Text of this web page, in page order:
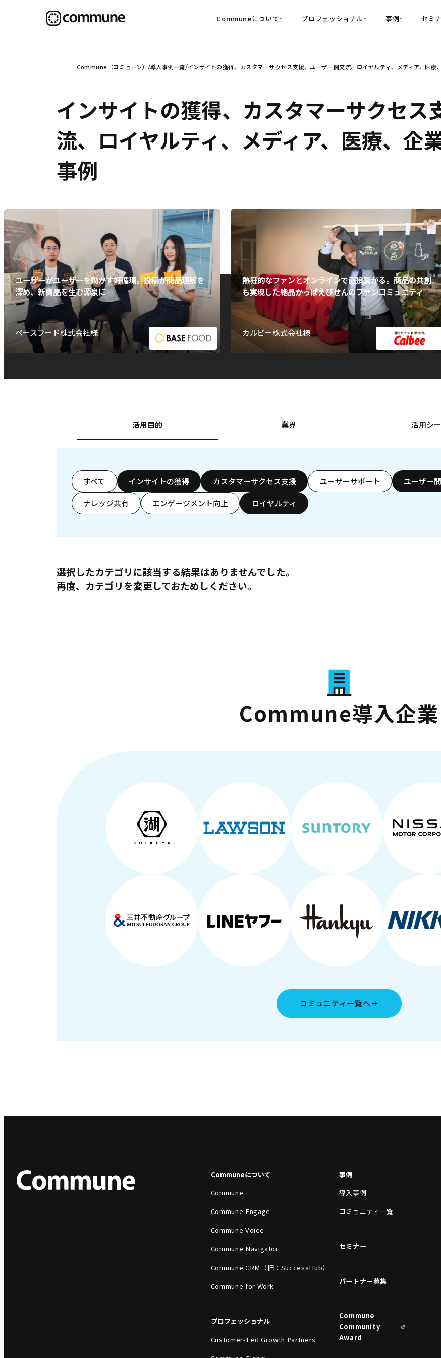
Communeについて
可視化
育成
・Commune Voice ・Commune
信頼を醸成する信頼起点経営基盤
・Commune CRM（旧：
SuccessHub）
プロフェッショナル
・Customer-Led Growth
事例
導入事例
セミ
Commune（コミューン） 導入事例一覧 インサイトの獲得、カスタマーサクセス支援、ユーザー間交流、ロイヤルティ、メディア、医
インサイトの獲得、カスタマーサクセス
流、ロイヤルティ、メディア、医療、企
事例
ユーザーがユーザーを動かす好循環。投稿が商品理解を
深め、新商品を生む源泉に
ベースフード株式会社様
熱狂的なファンとオンラインで直接繋がる。商品の共創
も実現した絶品かっぱえびせんのファンコミュニティ
カルビー株式会社様
活用目的 業界 活用シ
すべて インサイトの獲得 カスタマーサクセス支援 ユーザーサポート ユーザー
ナレッジ共有 エンゲージメント向上 ロイヤルティ
選択したカテゴリに該当する結果はありませんでした。
再度、カテゴリを変更しておためしください。
Commune導入企業
コミュニティ一覧へ
Communeについて
Commune
Commune Engage
Commune Voice
Commune Navigator
Commune CRM（旧：SuccessHub）
Commune for Work
プロフェッショナル
Customer-Led Growth Partners
事例
導入事例
コミュニティ一覧
セミナー
パートナー募集
Commune
Community
Award